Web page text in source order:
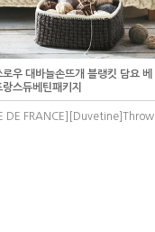
로우 대바늘손뜨개 블랭킷 담요 베
스듀베틴패키지
DE FRANCE][Duvetine]Throw